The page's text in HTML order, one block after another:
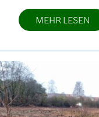
MEHR LESEN
Bild